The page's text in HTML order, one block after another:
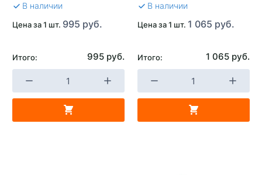
В наличии
Цена за 1 шт. 995 руб.
Итого: 995 руб.
В наличии
Цена за 1 шт. 1 065 руб.
Итого: 1 065 руб.